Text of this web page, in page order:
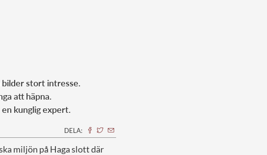
bilder stort intresse.
att häpna.
kunglig expert.
DELA:
miljön på Haga slott där